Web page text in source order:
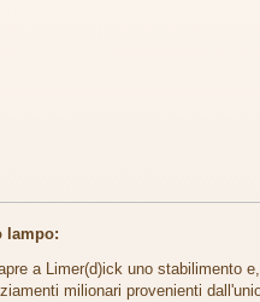
lampo:
a Limer(d)ick uno stabilimento
milionari provenienti